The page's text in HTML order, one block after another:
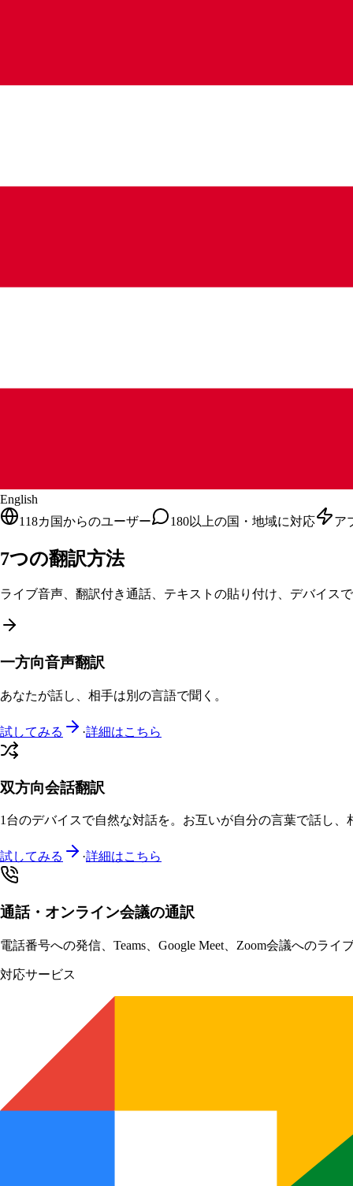
English
118カ国からのユーザー
180以上の国・地域に対応 ア
7つの翻訳方法
ライブ音声、翻訳付き通話、テキストの貼り付け、デバイス
一方向音声翻訳
あなたが話し、相手は別の言語で聞く。
試してみる 詳細はこちら
双方向会話翻訳
1台のデバイスで自然な対話を。お互いが自分の言葉で話し
試してみる 詳細はこちら
通話・オンライン会議の通訳
電話番号への発信、Teams、Google Meet、Zoom会議へのラ
対応サービス